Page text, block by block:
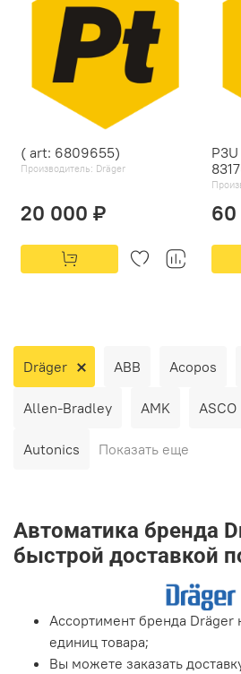
( art: 6809655)
Производитель: Dräger
20 000 ₽
Dräger ABB Acopos
Allen-Bradley AMK ASCO
Autonics Показать еще
Автоматика бренда
быстрой доставкой
Ассортимент бренда Dräger
единиц товара;
Вы можете заказать